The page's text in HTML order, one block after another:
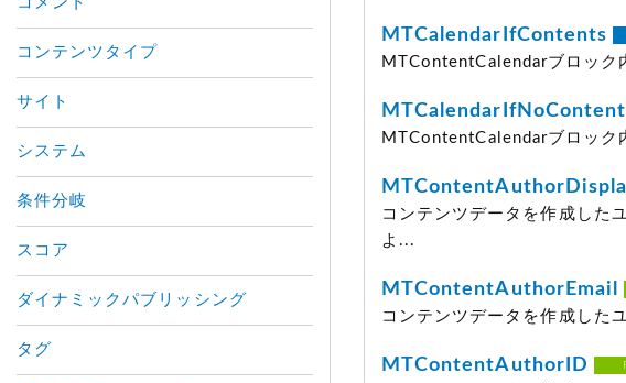
MTCalendarIfContents
MTContentCalendarブロック
MTContentCalendarブロック
コンテンツデータを作成した
よ...
MTContentAuthorEmail
コンテンツデータを作成した
MTContentAuthorID
コンテンツタイプ
サイト
システム
条件分岐
スコア
ダイナミックパブリッシング
タグ